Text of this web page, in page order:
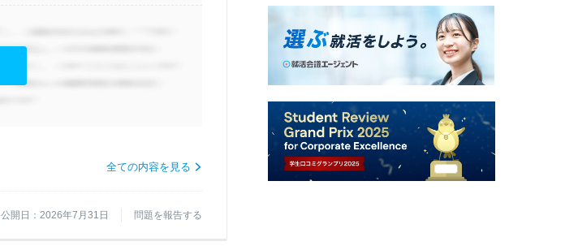
全ての内容を見る
公開日：2026年7月31日 問題を報告する
A.